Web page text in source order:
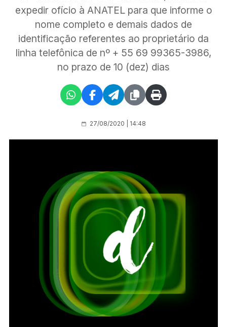
expedir ofício à ANATEL para que informe o
nome completo e demais dados de
identificação referentes ao proprietário da
linha telefônica de nº + 55 69 99365-3986,
no prazo de 10 (dez) dias
27/08/2020 | 14:48